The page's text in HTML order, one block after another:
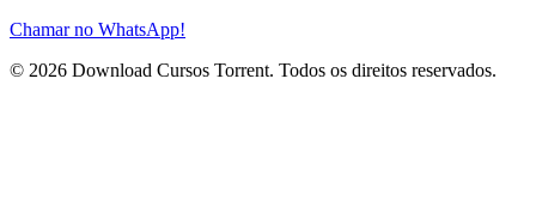
Chamar no WhatsApp!
© 2026 Download Cursos Torrent. Todos os direitos reservados.